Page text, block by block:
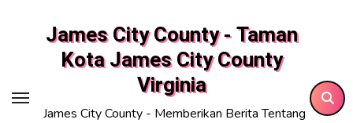
James City County - Taman
Kota James City County
Virginia
James City County - Memberikan Berita Tentang